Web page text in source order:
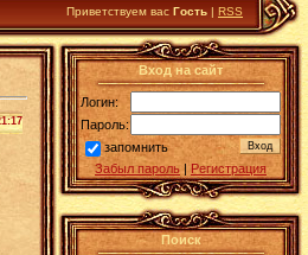
Приветствуем вас Гость | RSS
Вход на сайт
Логин:
Пароль:
запомнить
Забыл пароль | Регистрация
Поиск